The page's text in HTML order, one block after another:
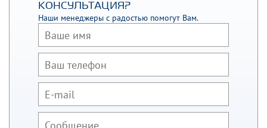
КОНСУЛЬТАЦИЯ?
Наши менеджеры с радостью помогут Вам.